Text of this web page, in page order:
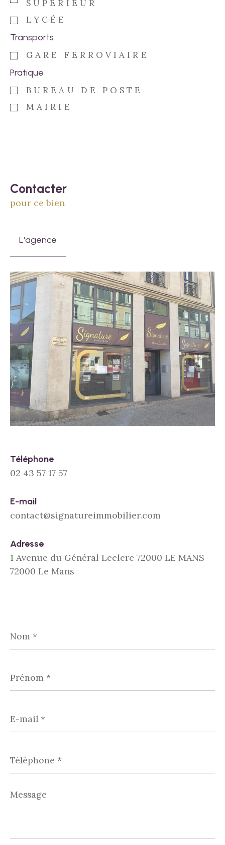
SUPÉRIEUR
LYCÉE
Transports
GARE FERROVIAIRE
Pratique
BUREAU DE POSTE
MAIRIE
Contacter
pour ce bien
L'agence
Téléphone
02 43 57 17 57
E-mail
contact@signatureimmobilier.com
Adresse
1 Avenue du Général Leclerc 72000 LE MANS
72000 Le Mans
*
*
mail
*
*
Message
*